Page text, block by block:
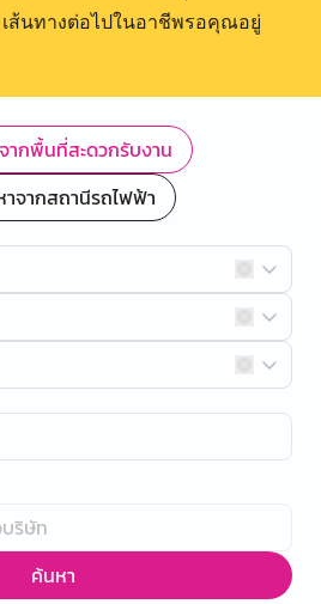
เส้นทางต่อไปในอาชีพรอคุณอยู่
ากพื้นที่สะดวกรับงาน
จากสถานีรถไฟฟ้า
ค้นหา